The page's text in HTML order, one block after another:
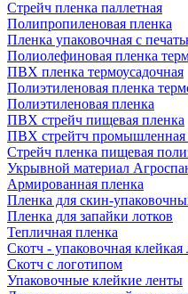
Стрейч пленка паллетная
Полипропиленовая пленка
Пленка упаковочная с
Полиолефиновая пленка
ПВХ пленка термоусадочная
Полиэтиленовая пленка
Полиэтиленовая пленка
ПВХ стрейч пищевая пленка
ПВХ стрейтч промышленная
Стрейч пленка пищевая
Укрывной материал
Армированная пленка
Пленка для скин-
Пленка для запайки лотков
Тепличная пленка
Скотч - упаковочная клейкая
Скотч с логотипом
Упаковочные клейкие ленты